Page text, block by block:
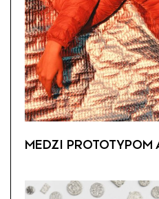
MEDZI PROTOTYPOM